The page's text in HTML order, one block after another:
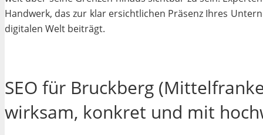
Handwerk, das zur klar ersichtlichen Präsenz Ihres
digitalen Welt beiträgt.
SEO für Bruckberg
wirksam, konkret und mit